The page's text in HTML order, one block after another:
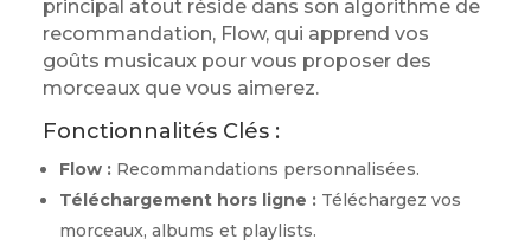
principal atout réside dans son algorithme de
recommandation, Flow, qui apprend vos
goûts musicaux pour vous proposer des
morceaux que vous aimerez.
Fonctionnalités Clés :
Flow :Recommandations personnalisées.
Téléchargement hors ligne :Téléchargez vos
morceaux, albums et playlists.